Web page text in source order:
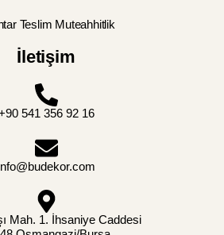
Teslim Muteahhitlik
İletişim
541 356 92 16
Mah. 1. İhsaniye Caddesi